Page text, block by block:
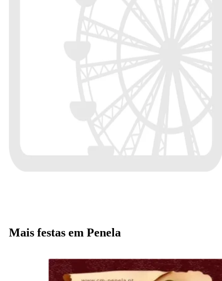
Mais festas em Penela